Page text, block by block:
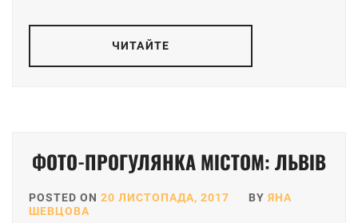
ЧИТАЙТЕ
ФОТО-ПРОГУЛЯНКА МІСТОМ: ЛЬВІВ
POSTED ON 20 ЛИСТОПАДА, 2017 BY ЯНА
ШЕВЦОВА